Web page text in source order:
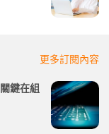
更多訂閱內容
鍵在組